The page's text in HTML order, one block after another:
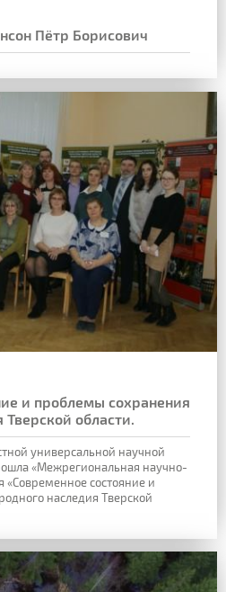
Пётр Борисович
и проблемы сохранения
области.
универсальной научной
«Межрегиональная научно-
«Современное состояние и
наследия Тверской